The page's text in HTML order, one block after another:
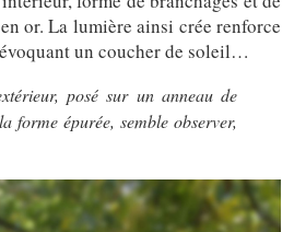
or. La lumière ainsi crée renforce
un coucher de soleil…
posé sur un anneau de
forme épurée, semble observer,